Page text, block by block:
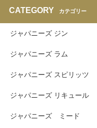
CATEGORY カテゴリー
ジャパニーズ ジン
ジャパニーズ ラム
ジャパニーズ スピリッツ
ジャパニーズ リキュール
ジャパニーズ ミード